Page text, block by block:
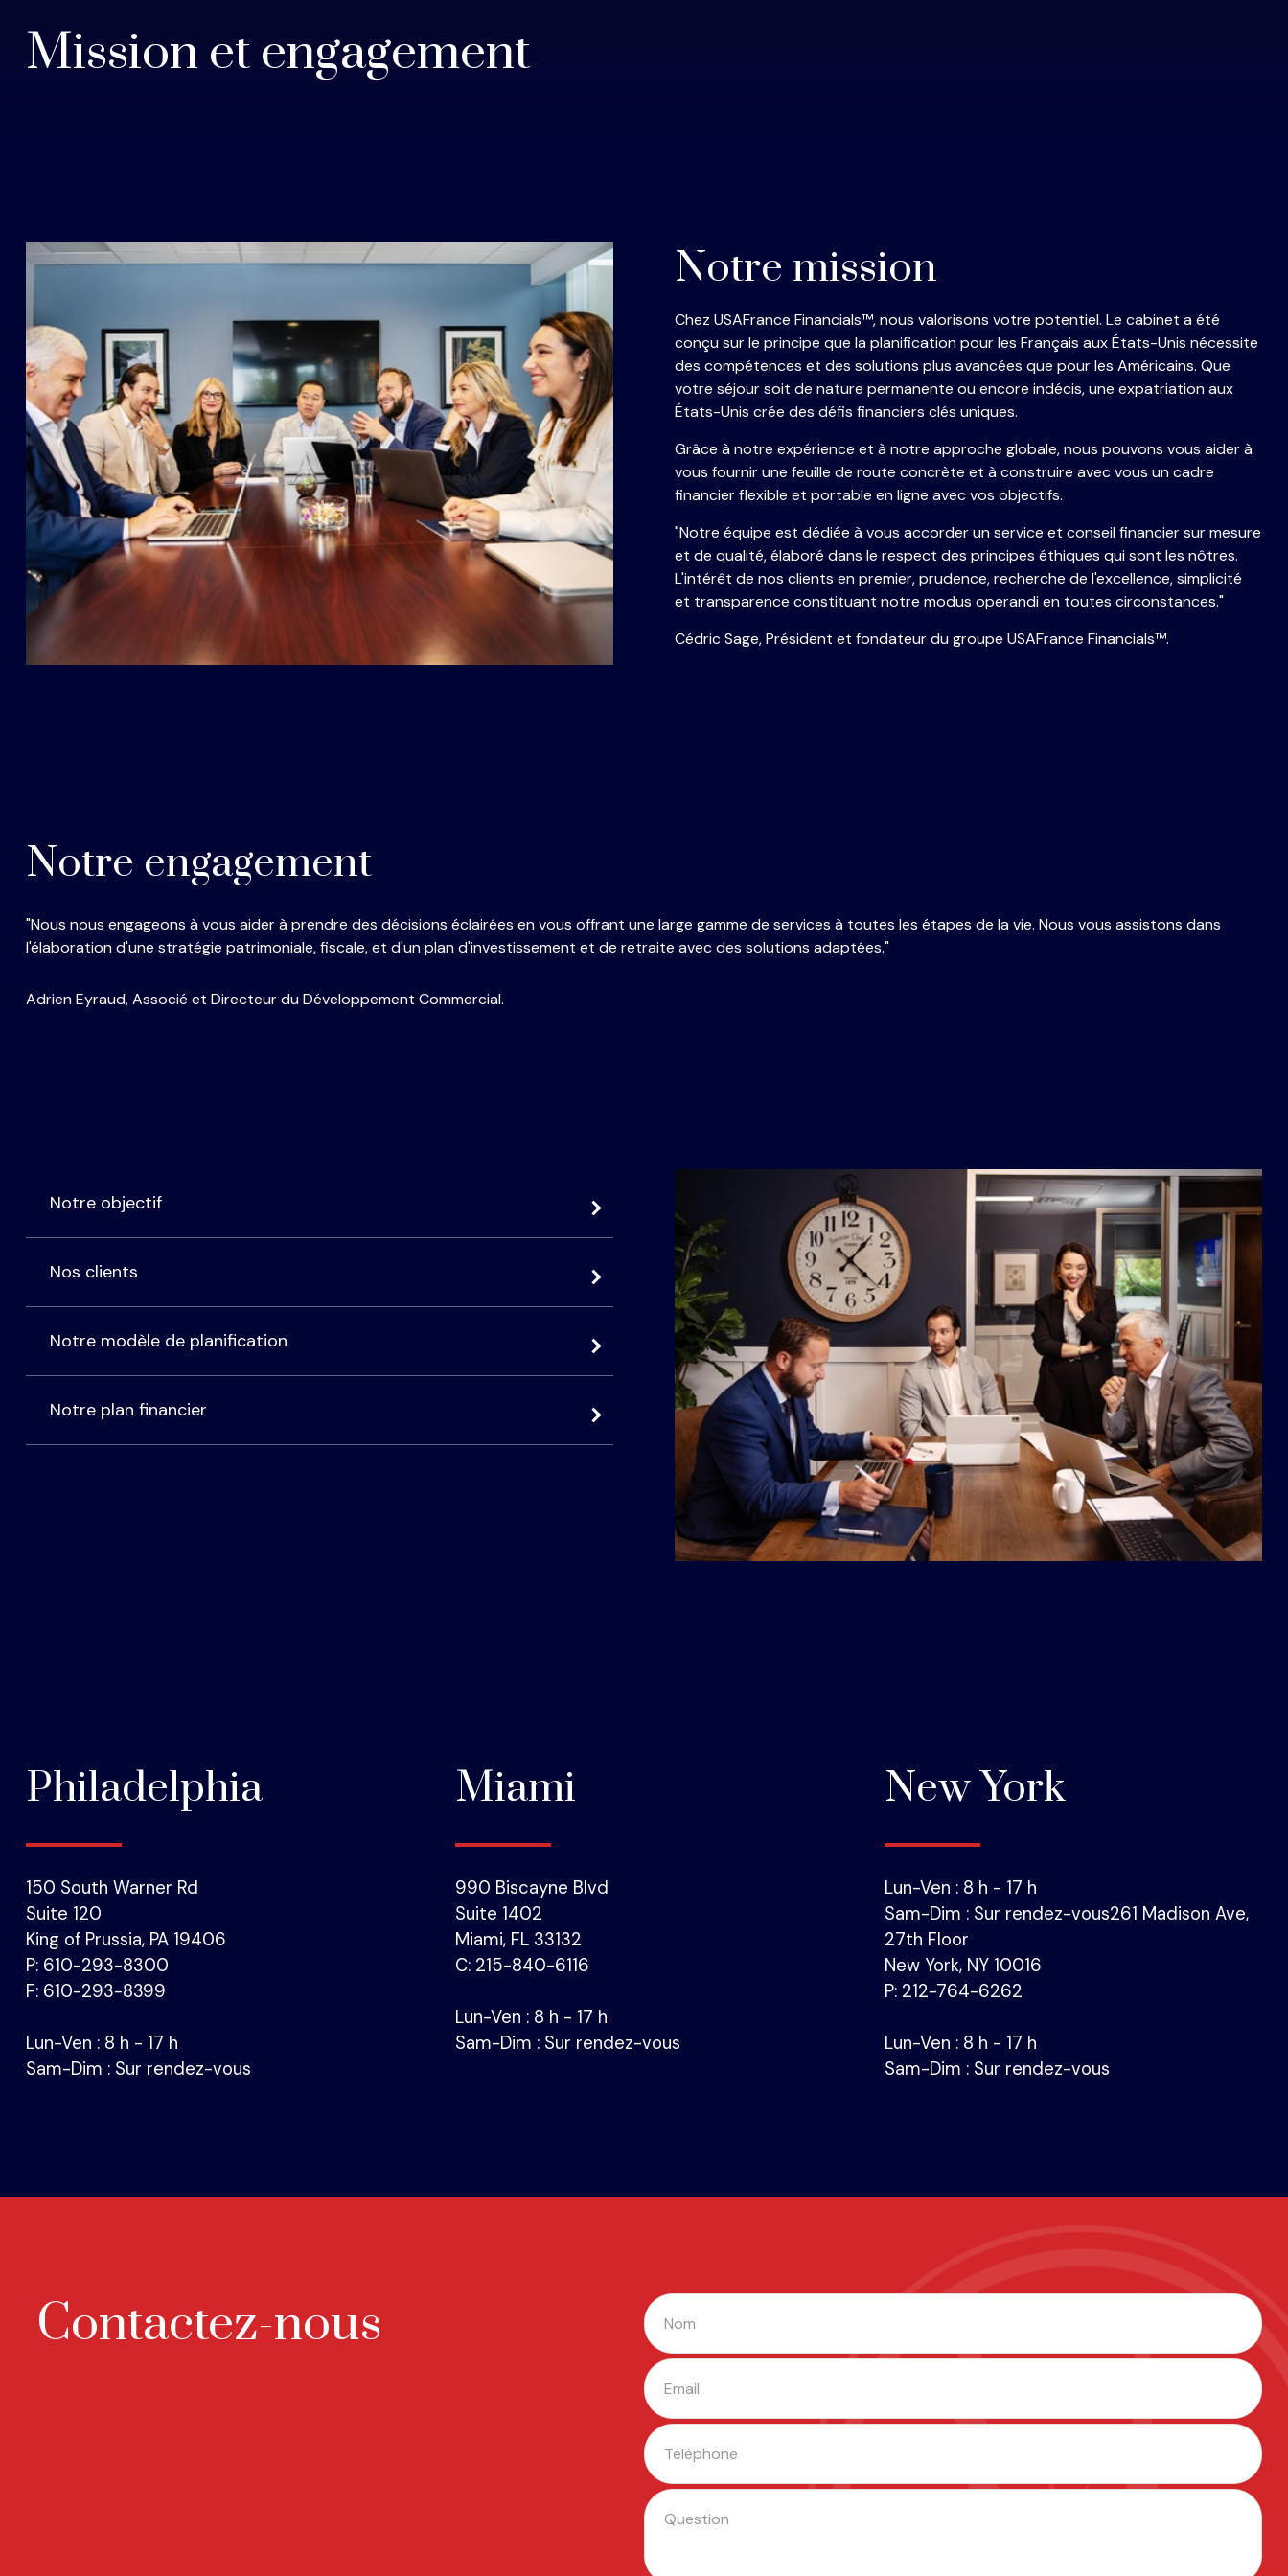
Mission et engagement
Notre mission
Chez USAFrance Financials™, nous valorisons votre potentiel. Le cabinet a été
conçu sur le principe que la planification pour les Français aux États-Unis nécessite
des compétences et des solutions plus avancées que pour les Américains. Que
votre séjour soit de nature permanente ou encore indécis, une expatriation aux
États-Unis crée des défis financiers clés uniques.
Grâce à notre expérience et à notre approche globale, nous pouvons vous aider à
vous fournir une feuille de route concrète et à construire avec vous un cadre
financier flexible et portable en ligne avec vos objectifs.
"Notre équipe est dédiée à vous accorder un service et conseil financier sur mesure
et de qualité, élaboré dans le respect des principes éthiques qui sont les nôtres.
L'intérêt de nos clients en premier, prudence, recherche de l'excellence, simplicité
et transparence constituant notre modus operandi en toutes circonstances."
Cédric Sage, Président et fondateur du groupe USAFrance Financials™.
Notre engagement
"Nous nous engageons à vous aider à prendre des décisions éclairées en vous offrant une large gamme de services à toutes les étapes de la vie. Nous vous assistons dans
l'élaboration d'une stratégie patrimoniale, fiscale, et d'un plan d'investissement et de retraite avec des solutions adaptées."
Adrien Eyraud, Associé et Directeur du Développement Commercial.
Notre objectif
Nos clients
Notre modèle de planification
Notre plan financier
Philadelphia
150 South Warner Rd
Suite 120
King of Prussia, PA 19406
P: 610-293-8300
F: 610-293-8399
Lun-Ven : 8 h - 17 h
Sam-Dim : Sur rendez-vous
Miami
990 Biscayne Blvd
Suite 1402
Miami, FL 33132
C: 215-840-6116
Lun-Ven : 8 h - 17 h
Sam-Dim : Sur rendez-vous
New York
Lun-Ven : 8 h - 17 h
Sam-Dim : Sur rendez-vous261 Madison Ave,
27th Floor
New York, NY 10016
P: 212-764-6262
Lun-Ven : 8 h - 17 h
Sam-Dim : Sur rendez-vous
Contactez-nous